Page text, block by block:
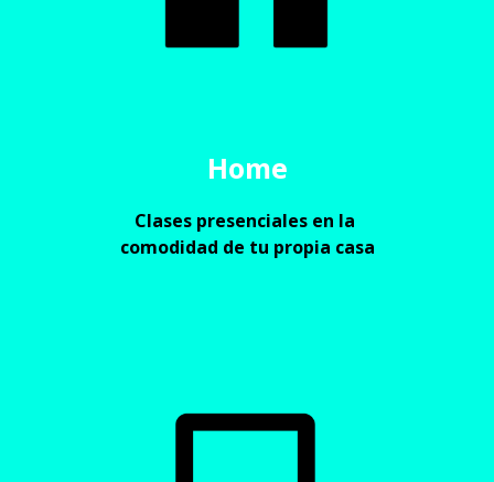
Home
Clases presenciales en la
comodidad de tu propia casa